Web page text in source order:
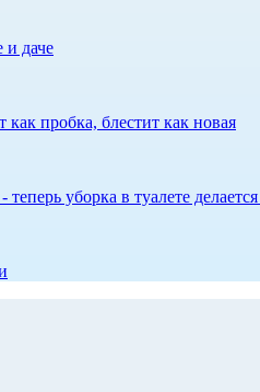
и даче
как пробка, блестит как новая
уборка в туалете делается